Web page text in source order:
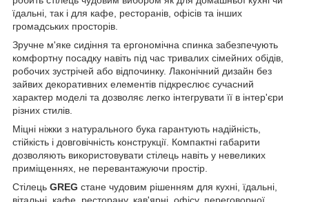
їдальні, так і для кафе, ресторанів, офісів та інших
громадських просторів.
Зручне м'яке сидіння та ергономічна спинка забезпечують
комфортну посадку навіть під час тривалих сімейних обідів,
робочих зустрічей або відпочинку. Лаконічний дизайн без
зайвих декоративних елементів підкреслює сучасний
характер моделі та дозволяє легко інтегрувати її в інтер'єри
різних стилів.
Міцні ніжки з натурального бука гарантують надійність,
стійкість і довговічність конструкції. Компактні габарити
дозволяють використовувати стілець навіть у невеликих
приміщеннях, не перевантажуючи простір.
Стілець GREG стане чудовим рішенням для кухні, їдальні,
вітальні, кафе, ресторану, кав'ярні, офісу, переговорної